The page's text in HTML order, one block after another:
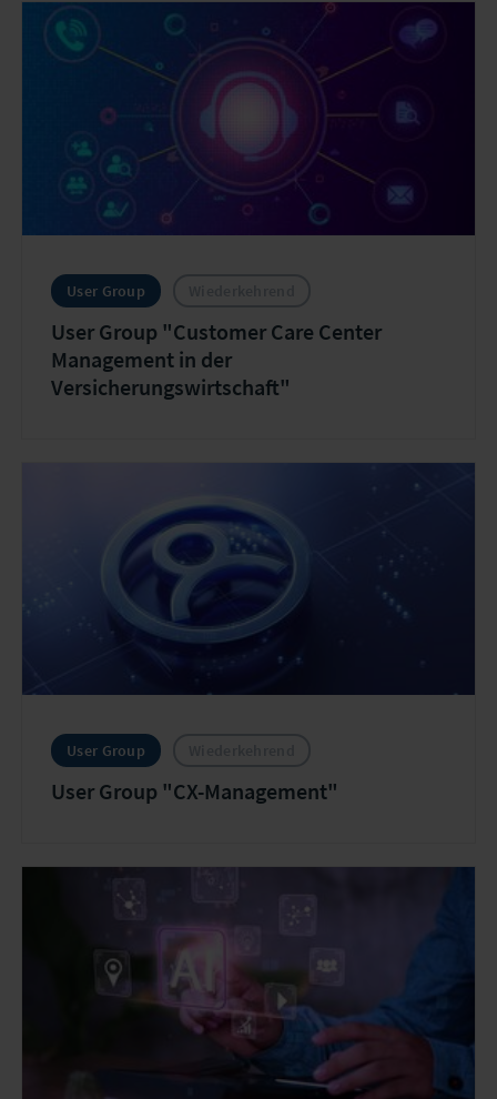
User Group
User Group "Customer Care Center
Management in der
Versicherungswirtschaft"
User Group
User Group "CX-Management"